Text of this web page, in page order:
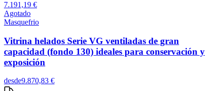
7.191,19 €
Agotado
Masquefrio
Vitrina helados Serie VG ventiladas de gran
capacidad (fondo 130) ideales para conservación y
exposición
desde9.870,83 €